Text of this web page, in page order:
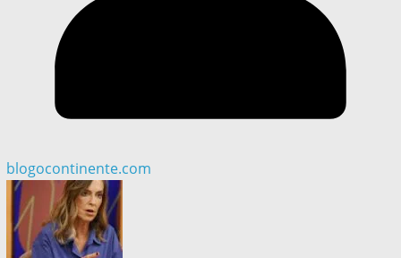
blogocontinente.com